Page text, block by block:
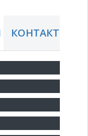
КОНТАКТ